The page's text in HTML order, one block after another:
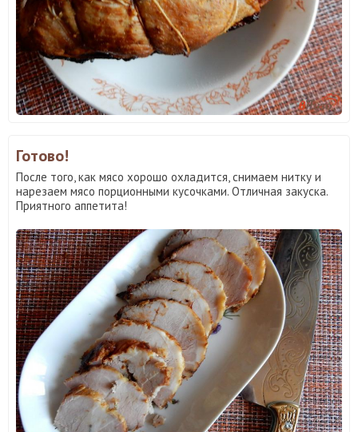
Готово!
После того, как мясо хорошо охладится, снимаем нитку и
нарезаем мясо порционными кусочками. Отличная закуска.
Приятного аппетита!